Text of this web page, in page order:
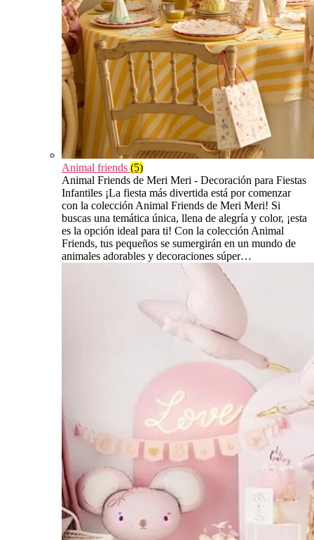
Animal friends (5)
Animal Friends de Meri Meri - Decoración para Fiestas
Infantiles ¡La fiesta más divertida está por comenzar
con la colección Animal Friends de Meri Meri! Si
buscas una temática única, llena de alegría y color, ¡esta
es la opción ideal para ti! Con la colección Animal
Friends, tus pequeños se sumergirán en un mundo de
animales adorables y decoraciones súper…